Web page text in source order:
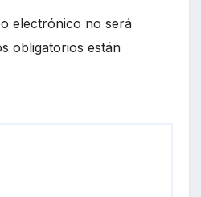
electrónico no será
obligatorios están